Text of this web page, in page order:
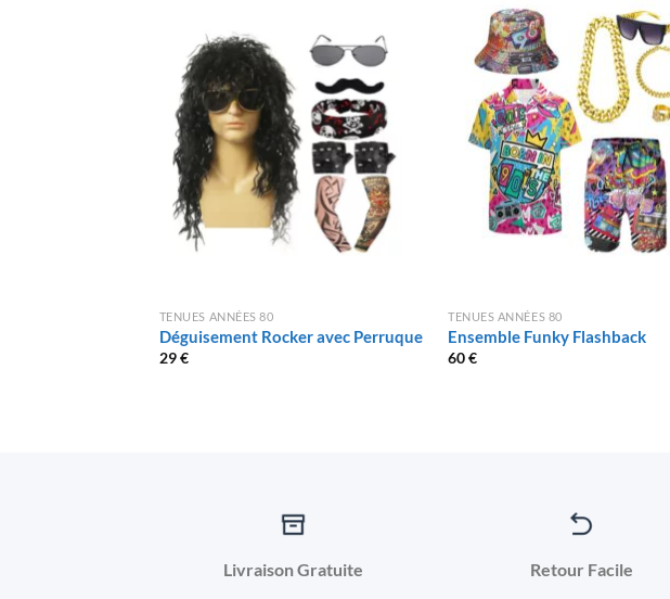
TENUES ANNÉES 80
Déguisement Rocker avec Perruque
29€
TENUES ANNÉES 80
Ensemble Funky Flashback
60€
Livraison Gratuite Retour Facile